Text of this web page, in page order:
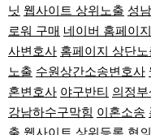
닛 웹사이트 상위노출 성
로워 구매 네이버 홈페이
사변호사 홈페이지 상단노
노출 수원상간소송변호사
혼변호사 야구반티 의정
강남하수구막힘 이혼소송